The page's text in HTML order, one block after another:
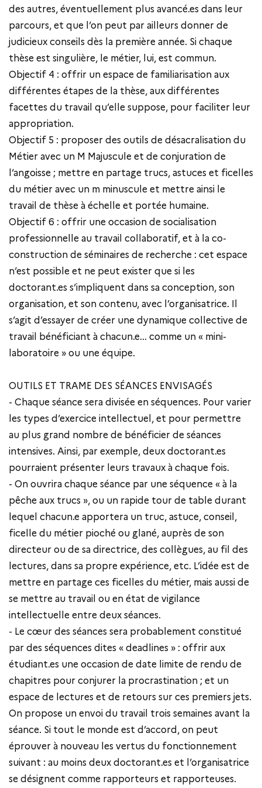
des autres, éventuellement plus avancé.es dans leur
parcours, et que l’on peut par ailleurs donner de
judicieux conseils dès la première année. Si chaque
thèse est singulière, le métier, lui, est commun.
Objectif 4 : offrir un espace de familiarisation aux
différentes étapes de la thèse, aux différentes
facettes du travail qu’elle suppose, pour faciliter leur
appropriation.
Objectif 5 : proposer des outils de désacralisation du
Métier avec un M Majuscule et de conjuration de
l’angoisse ; mettre en partage trucs, astuces et ficelles
du métier avec un m minuscule et mettre ainsi le
travail de thèse à échelle et portée humaine.
Objectif 6 : offrir une occasion de socialisation
professionnelle au travail collaboratif, et à la co-
construction de séminaires de recherche : cet espace
n’est possible et ne peut exister que si les
doctorant.es s’impliquent dans sa conception, son
organisation, et son contenu, avec l’organisatrice. Il
s’agit d’essayer de créer une dynamique collective de
travail bénéficiant à chacun.e… comme un « mini-
laboratoire » ou une équipe.
OUTILS ET TRAME DES SÉANCES ENVISAGÉS
- Chaque séance sera divisée en séquences. Pour varier
les types d’exercice intellectuel, et pour permettre
au plus grand nombre de bénéficier de séances
intensives. Ainsi, par exemple, deux doctorant.es
pourraient présenter leurs travaux à chaque fois.
- On ouvrira chaque séance par une séquence « à la
pêche aux trucs », ou un rapide tour de table durant
lequel chacun.e apportera un truc, astuce, conseil,
ficelle du métier pioché ou glané, auprès de son
directeur ou de sa directrice, des collègues, au fil des
lectures, dans sa propre expérience, etc. L’idée est de
mettre en partage ces ficelles du métier, mais aussi de
se mettre au travail ou en état de vigilance
intellectuelle entre deux séances.
- Le cœur des séances sera probablement constitué
par des séquences dites « deadlines » : offrir aux
étudiant.es une occasion de date limite de rendu de
chapitres pour conjurer la procrastination ; et un
espace de lectures et de retours sur ces premiers jets.
On propose un envoi du travail trois semaines avant la
séance. Si tout le monde est d’accord, on peut
éprouver à nouveau les vertus du fonctionnement
suivant : au moins deux doctorant.es et l’organisatrice
se désignent comme rapporteurs et rapporteuses.